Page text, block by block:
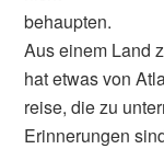
behaupten.
Aus einem Land
hat etwas von
reise, die zu
Erinnerungen